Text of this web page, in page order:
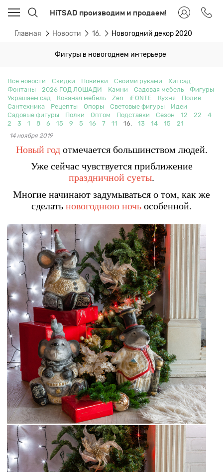
HiTSAD производим и продаем!
Главная Новости 16. Новогодний декор 2020
Фигуры в новогоднем интерьере
Все новости Скидки Новинки Своими руками
Хитсад
Фонтаны
2026 ГОД ЛОШАДИ Камни Садовая мебель
Фигуры
Украшаем сад
Кованая мебель Zen iFONTE Кухня
Полив
Сантехника
Рецепты Опоры Световые фигуры
Идеи
Садовые фигуры
Полки Оптом Подставки Сезон 12 22
4
2
3 1 8 6 15 9 5 16 7 11 16. 13 14 15 21
14 ноября 2019
Новый годотмечается большинством людей.
Уже сейчас чувствуется приближение
праздничной суеты.
Многие начинают задумываться о том, как же
сделать новогоднюю ночь особенной.